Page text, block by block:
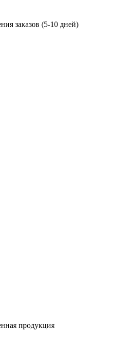
заказов (5-10 дней)
продукция